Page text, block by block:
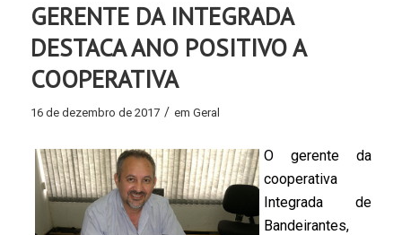
GERENTE DA INTEGRADA
DESTACA ANO POSITIVO A
COOPERATIVA
16 de dezembro de 2017 / em Geral
O gerente da
cooperativa
Integrada de
Bandeirantes,